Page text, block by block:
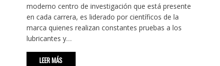
moderno centro de investigación que está presente
en cada carrera, es liderado por científicos de la
marca quienes realizan constantes pruebas a los
lubricantes y…
LEER MÁS